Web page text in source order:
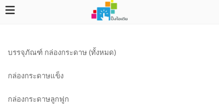
บรรจุภัณฑ์ กล่องกระดาษ (ทั้งหมด)
กล่องกระดาษแข็ง
กล่องกระดาษลูกฟูก